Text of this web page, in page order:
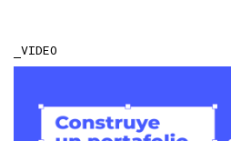
VIDEO